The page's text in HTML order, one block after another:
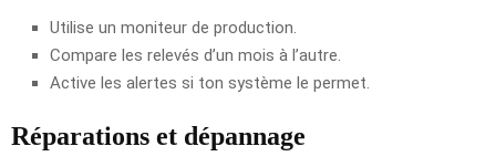
Utilise un moniteur de production.
Compare les relevés d’un mois à l’autre.
Active les alertes si ton système le permet.
Réparations et dépannage